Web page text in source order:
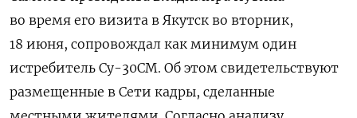
во время его визита в Якутск во вторник,
18 июня, сопровождал как минимум один
истребитель Су-30СМ. Об этом свидетельствуют
размещенные в Сети кадры, сделанные